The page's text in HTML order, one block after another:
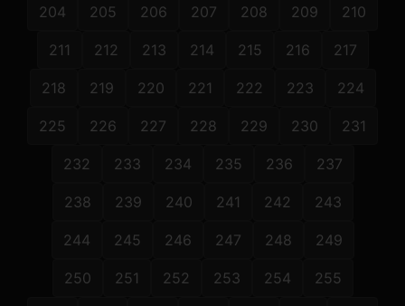
204 205 206 207 208 209 210
211 212 213 214 215 216 217
218 219 220 221 222 223 224
225 226 227 228 229 230 231
232 233 234 235 236 237
238 239 240 241 242 243
244 245 246 247 248 249
250 251 252 253 254 255